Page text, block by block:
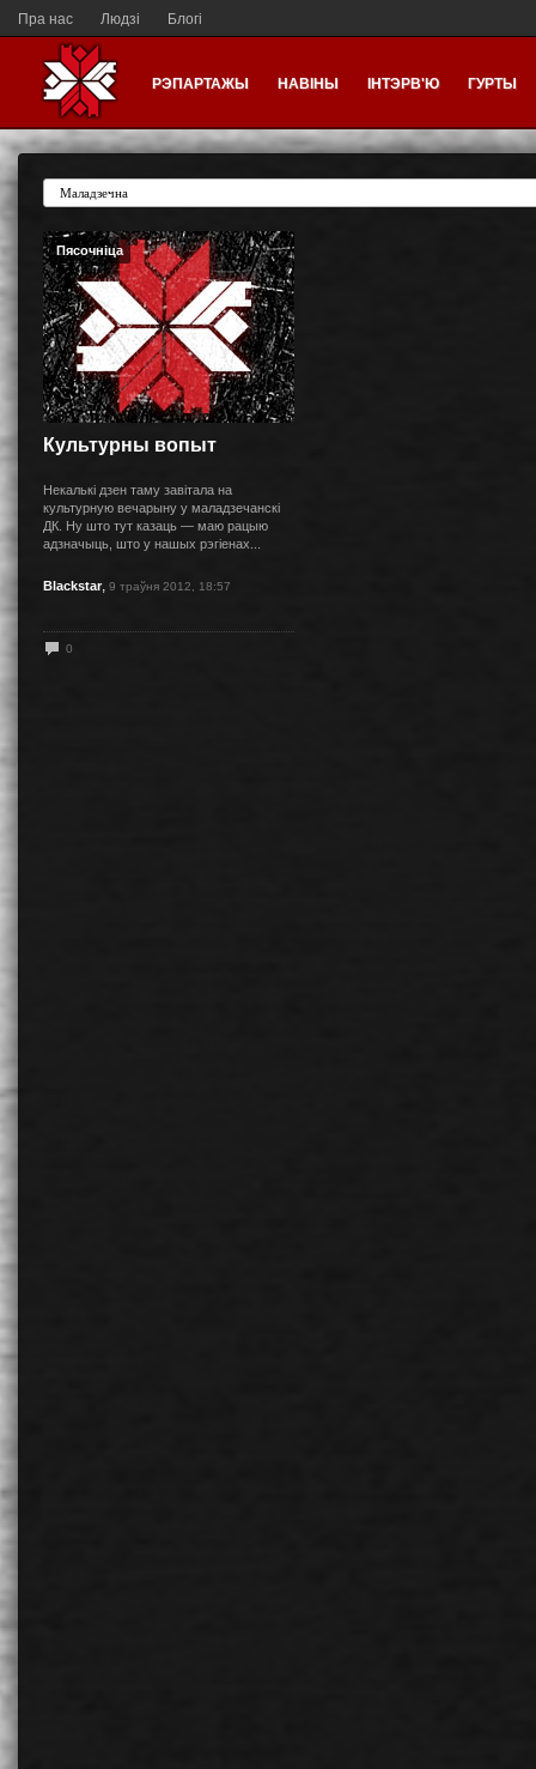
Пра нас Людзі Блогі
РЭПАРТАЖЫ НАВІНЫ ІНТЭРВ'Ю ГУРТЫ
Пясочніца
Культурны вопыт
Некалькі дзен таму завітала на
культурную вечарыну у маладзечанскі
ДК. Ну што тут казаць — маю рацыю
адзначыць, што у нашых рэгіенах...
Blackstar, 9 траўня 2012, 18:57
0